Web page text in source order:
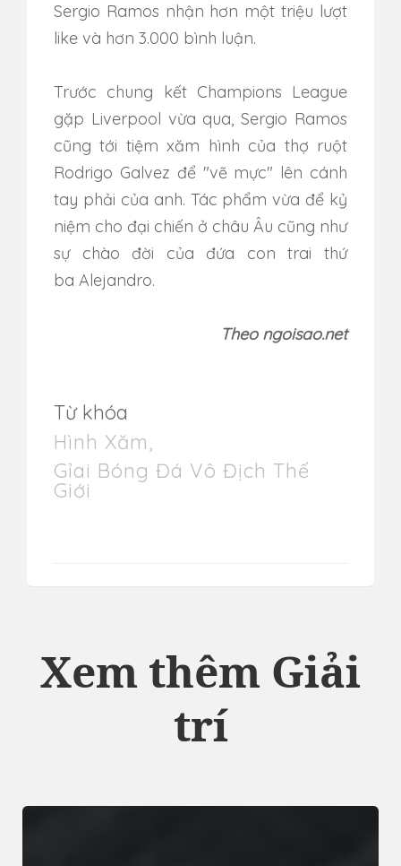
Sergio Ramos nhận hơn một triệu lượt
like và hơn 3.000 bình luận.
Trước chung kết Champions League
gặp Liverpool vừa qua, Sergio Ramos
cũng tới tiệm xăm hình của thợ ruột
Rodrigo Galvez để "vẽ mực" lên cánh
tay phải của anh. Tác phẩm vừa để kỷ
niệm cho đại chiến ở châu Âu cũng như
sự chào đời của đứa con trai thứ
ba Alejandro.
Theo ngoisao.net
Từ khóa
Hình Xăm,
Gỉai Bóng Đá Vô Địch Thế
Giới
Xem thêm Giải
trí